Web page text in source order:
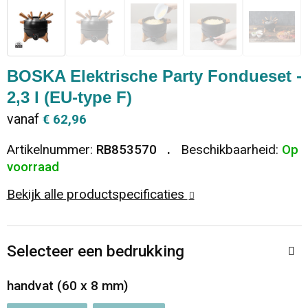
Dekens, Fleecedekens en Kussens
Vesten
T-Shirts
Kledingaccessoires
Ondergoed en Sokken
Sweaters
Vesten
Schoenen
Broeken en Rokken
Bodywarmers
T-Shirts
Vrije tijd en Strand
Veiligheid, Auto en Fiets
Elektronica, Gadgets en USB
Reisbenodigdheden
Paraplu's
Sinterklaas
Koeltassen en Koelboxen
Goodiebags
Golftassen
Schoenentassen
Jute tassen
Toilettassen
Laptop hoezen en tassen
BOSKA Elektrische Party Fondueset -
2,3 l (EU-type F)
vanaf € 62,96
Artikelnummer: RB853570 Beschikbaarheid: Op
voorraad
Bekijk alle productspecificaties
Selecteer een bedrukking
handvat (60 x 8 mm)